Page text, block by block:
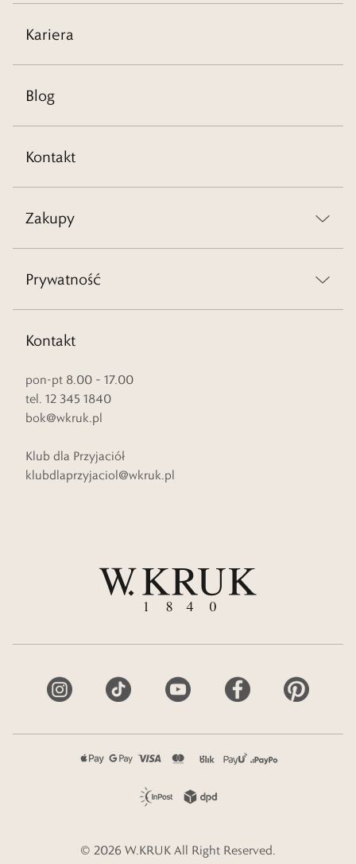
Kariera
Blog
Kontakt
Zakupy
Prywatność
Kontakt
pon-pt 8.00 – 17.00
tel. 12 345 1840
bok@wkruk.pl
Klub dla Przyjaciół
klubdlaprzyjaciol@wkruk.pl
© 2026 W.KRUK All Right Reserved.